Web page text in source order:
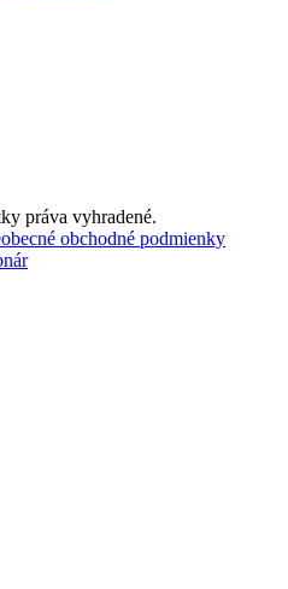
práva vyhradené.
obchodné podmienky